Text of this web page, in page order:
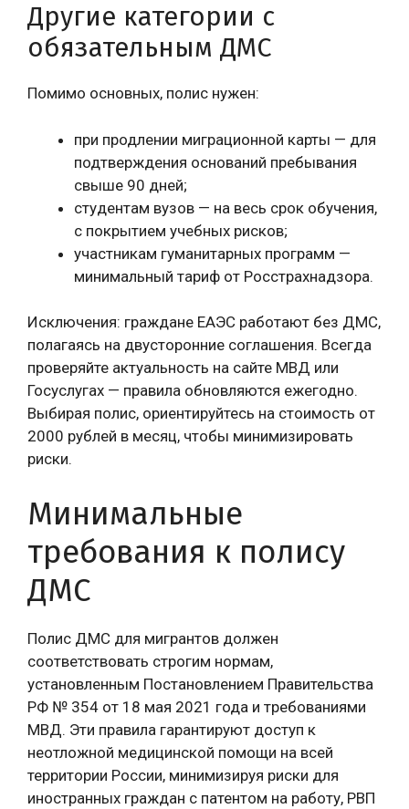
Другие категории с
обязательным ДМС
Помимо основных, полис нужен:
при продлении миграционной карты — для
подтверждения оснований пребывания
свыше 90 дней;
студентам вузов — на весь срок обучения,
с покрытием учебных рисков;
участникам гуманитарных программ —
минимальный тариф от Росстрахнадзора.
Исключения: граждане ЕАЭС работают без ДМС,
полагаясь на двусторонние соглашения. Всегда
проверяйте актуальность на сайте МВД или
Госуслугах — правила обновляются ежегодно.
Выбирая полис, ориентируйтесь на стоимость от
2000 рублей в месяц, чтобы минимизировать
риски.
Минимальные
требования к полису
ДМС
Полис ДМС для мигрантов должен
соответствовать строгим нормам,
установленным Постановлением Правительства
РФ № 354 от 18 мая 2021 года и требованиями
МВД. Эти правила гарантируют доступ к
неотложной медицинской помощи на всей
территории России, минимизируя риски для
иностранных граждан с патентом на работу, РВП